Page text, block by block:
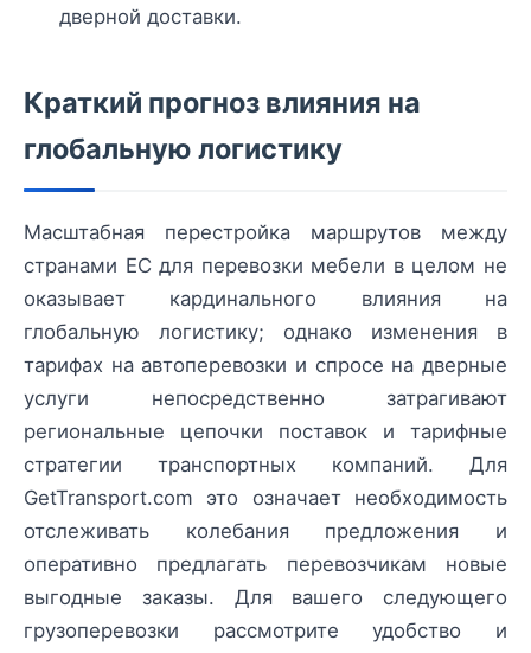
дверной доставки.
Краткий прогноз влияния на
глобальную логистику
Масштабная перестройка маршрутов между
странами ЕС для перевозки мебели в целом не
оказывает кардинального влияния на
глобальную логистику; однако изменения в
тарифах на автоперевозки и спросе на дверные
услуги непосредственно затрагивают
региональные цепочки поставок и тарифные
стратегии транспортных компаний. Для
GetTransport.com это означает необходимость
отслеживать колебания предложения и
оперативно предлагать перевозчикам новые
выгодные заказы. Для вашего следующего
грузоперевозки рассмотрите удобство и